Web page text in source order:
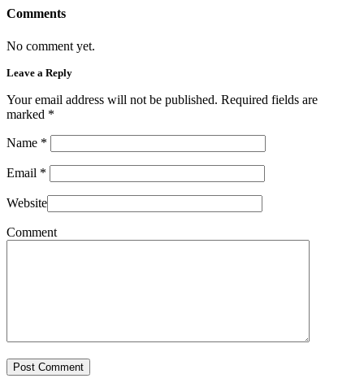
Comments
No comment yet.
Leave a Reply
Your email address will not be published. Required fields are
marked *
Name *
Email *
Website
Comment
Post Comment